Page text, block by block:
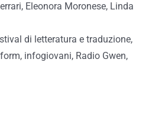
Eleonora Moronese, Linda
di letteratura e traduzione,
infogiovani, Radio Gwen,